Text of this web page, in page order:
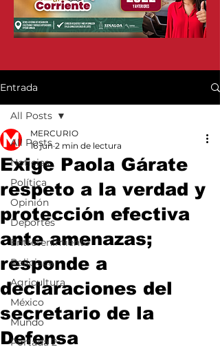
Entrada
All Posts
Noticias
Política
Opinión
Deportes
Entretenimiento
Policiaca
Agricultura
México
Mundo
Portada 2
All Posts
Exige Paola Gárate
respeto a la verdad y
protección efectiva
ante amenazas;
responde a
declaraciones del
secretario de la
Defensa
MERCURIO
16 jun 2 min de lectura